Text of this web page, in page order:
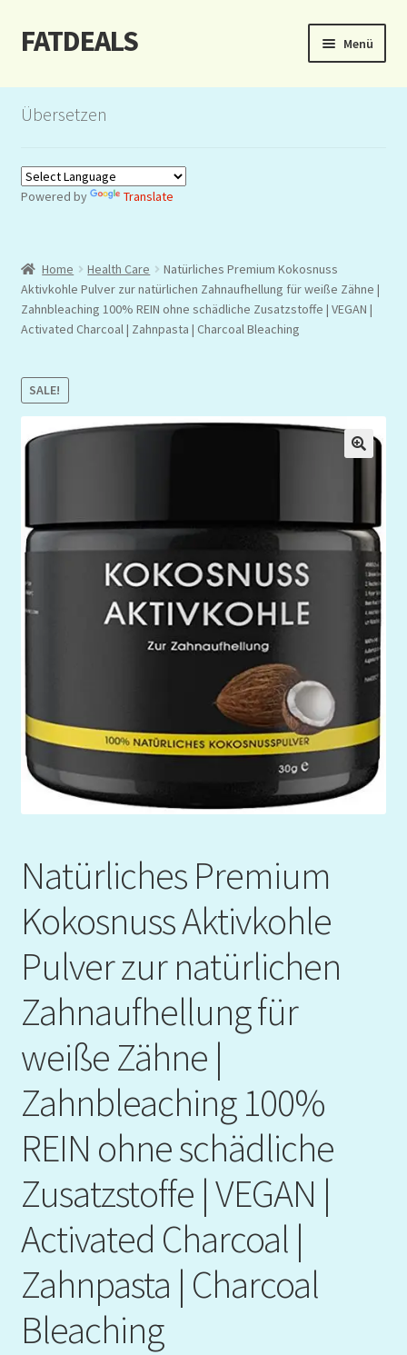
Zur
Navigation
Zum
Inhalt
FATDEALS Menü
Start
Auction
Dashboard
Kasse
Lottery
Mein Konto
Podcast
Warenkorb
Übersetzen
Powered by Translate
Home Health Care
Natürliches Premium Kokosnuss
Aktivkohle Pulver zur natürlichen Zahnaufhellung für weiße Zähne |
Zahnbleaching 100% REIN ohne schädliche Zusatzstoffe | VEGAN |
Activated Charcoal | Zahnpasta | Charcoal Bleaching
SALE!
Natürliches Premium
Kokosnuss Aktivkohle
Pulver zur natürlichen
Zahnaufhellung für
weiße Zähne |
Zahnbleaching 100%
REIN ohne schädliche
Zusatzstoffe | VEGAN |
Activated Charcoal |
Zahnpasta | Charcoal
Bleaching